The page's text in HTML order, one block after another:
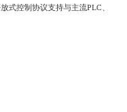
式控制协议支持与主流PLC、